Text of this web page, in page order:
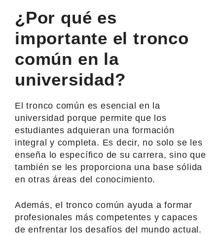
¿Por qué es
importante el tronco
común en la
universidad?
El tronco común es esencial en la
universidad porque permite que los
estudiantes adquieran una formación
integral y completa. Es decir, no solo se les
enseña lo específico de su carrera, sino que
también se les proporciona una base sólida
en otras áreas del conocimiento.
Además, el tronco común ayuda a formar
profesionales más competentes y capaces
de enfrentar los desafíos del mundo actual.